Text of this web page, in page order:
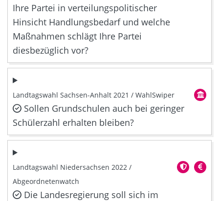
Ihre Partei in verteilungspolitischer
Hinsicht Handlungsbedarf und welche
Maßnahmen schlägt Ihre Partei
diesbezüglich vor?
Landtagswahl Sachsen-Anhalt 2021 / WahlSwiper
Sollen Grundschulen auch bei geringer
Schülerzahl erhalten bleiben?
Landtagswahl Niedersachsen 2022 /
Abgeordnetenwatch
Die Landesregierung soll sich im